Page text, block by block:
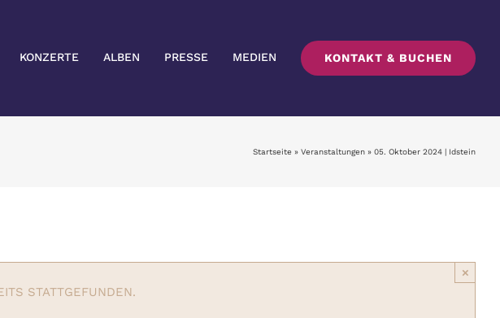
KONZERTE ALBEN PRESSE MEDIEN KONTAKT & BUCHEN
Startseite » Veranstaltungen » 05. Oktober 2024 | Idstein
STATTGEFUNDEN.
×